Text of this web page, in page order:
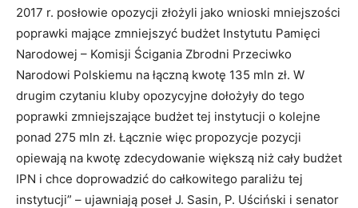
2017 r. posłowie opozycji złożyli jako wnioski mniejszości
poprawki mające zmniejszyć budżet Instytutu Pamięci
Narodowej – Komisji Ścigania Zbrodni Przeciwko
Narodowi Polskiemu na łączną kwotę 135 mln zł. W
drugim czytaniu kluby opozycyjne dołożyły do tego
poprawki zmniejszające budżet tej instytucji o kolejne
ponad 275 mln zł. Łącznie więc propozycje pozycji
opiewają na kwotę zdecydowanie większą niż cały budżet
IPN i chce doprowadzić do całkowitego paraliżu tej
instytucji” – ujawniają poseł J. Sasin, P. Uściński i senator